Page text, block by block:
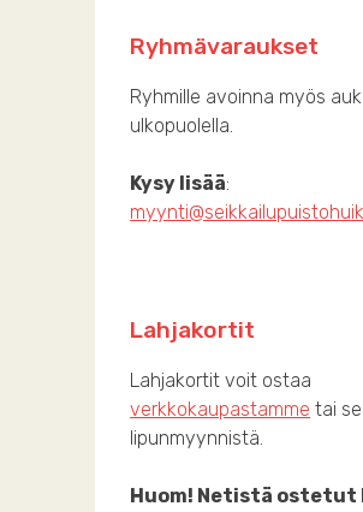
Ryhmävaraukset
Ryhmille avoinna myös
ulkopuolella.
Kysy lisää:
Lahjakortit
Lahjakortit voit ostaa
verkkokaupastamme tai
lipunmyynnistä.
Huom! Netistä